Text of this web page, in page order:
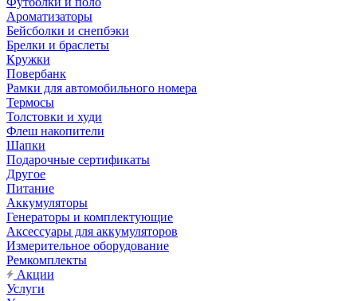
Ароматизаторы
Бейсболки и снепбэки
Брелки и браслеты
Кружки
Повербанк
Рамки для автомобильного номера
Термосы
Толстовки и худи
Флеш накопители
Шапки
Подарочные сертификаты
Другое
Питание
Аккумуляторы
Генераторы и комплектующие
Аксессуары для аккумуляторов
Измерительное оборудование
Ремкомплекты
Акции
Услуги